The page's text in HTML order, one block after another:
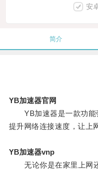
安
简介
YB加速器官网
YB加速器是一款功能
提升网络连接速度，让上
YB加速器vnp
无论你是在家里上网还